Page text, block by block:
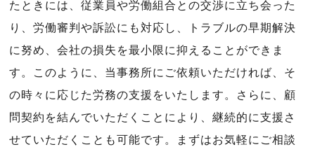
たときには、従業員や労働組合との交渉に立ち会った
り、労働審判や訴訟にも対応し、トラブルの早期解決
に努め、会社の損失を最小限に抑えることができま
す。このように、当事務所にご依頼いただければ、そ
の時々に応じた労務の支援をいたします。さらに、顧
問契約を結んでいただくことにより、継続的に支援さ
せていただくことも可能です。まずはお気軽にご相談